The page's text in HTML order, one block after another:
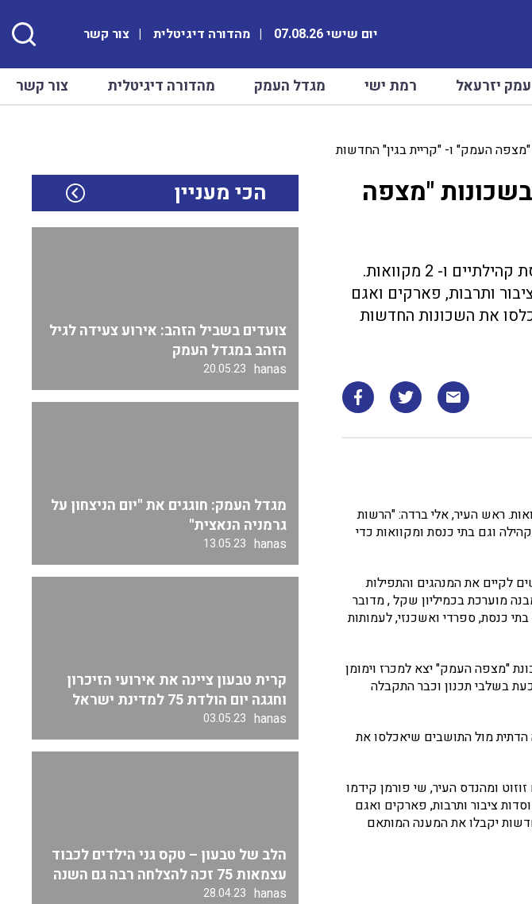
יום שישי 07.08.26 מהדורה דיגיטלית צור קשר
עמק יזרעאל רמת ישי מגדל העמק מהדורה דיגיטלית צור קשר
מוקמים בשכונות "מצפה
במסגרת בינוי מוסדות חינוך וציבור בשכונות החדשות בעיר, יוקמו גם 8 בתי כנסת קהילתיים ו- 2 מקוואות.
ותרבות, פארקים ואגם
את השכונות החדשות
חינוך וציבור בשכונות החדשות בעיר, יוקמו גם 8 בתי כנסת קהילתיים ו- 2 מקוואות. ראש העיר, אלי ברדה: "הרשות
וגם בתי כנסת ומקוואות כדי
לקיים את המנהגים והתפילות
מוערכת בכמיליון שקל , מדובר
במבנים מפוארים וברמת גימור גבוהה. כידוע, בשכונת "מצפה העמק" אושרה הקצאת קרקע לבניית 2 בתי כנסת, ספרדי ואשכנזי, לעמותות
המקווה שייבנה בשכונת "מצפה העמק" יצא למכרז וימומן
בשלבי תכנון וכבר התקבלה
מול התושבים שיאכלסו את
ומהנדס העיר, שי פורמן קידמו
ציבור ותרבות, פארקים ואגם
יקבלו את המענה המותאם
הכי מעניין
צועדים בשביל הזהב: אירוע צעידה לגיל
הזהב במגדל העמק
hanas
20.05.23
מגדל העמק: חוגגים את "יום הניצחון על
גרמניה הנאצית"
hanas
13.05.23
קרית טבעון ציינה את אירועי הזיכרון
וחגגה יום הולדת 75 למדינת ישראל
hanas
03.05.23
הלב של טבעון – טקס גני הילדים לכבוד
עצמאות 75 זכה להצלחה רבה גם השנה
hanas
28.04.23